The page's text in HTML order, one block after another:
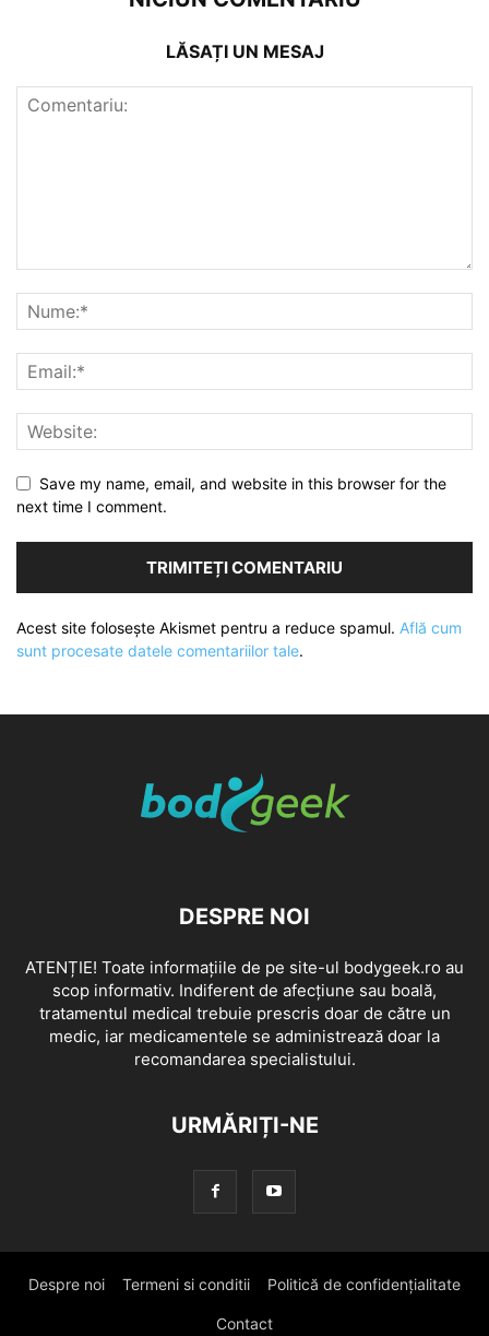
LĂSAȚI UN MESAJ
Save my name, email, and website in this browser for the
next time I comment.
Acest site folosește Akismet pentru a reduce spamul. Află cum
sunt procesate datele comentariilor tale.
DESPRE NOI
ATENȚIE! Toate informațiile de pe site-ul bodygeek.ro au
scop informativ. Indiferent de afecțiune sau boală,
tratamentul medical trebuie prescris doar de către un
medic, iar medicamentele se administrează doar la
recomandarea specialistului.
URMĂRIȚI-NE
Despre noi Termeni si conditii Politică de confidențialitate
Contact